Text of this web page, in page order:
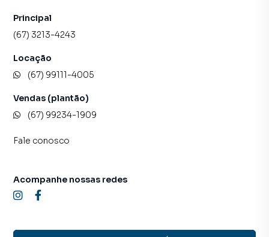
Principal
(67) 3213-4243
Locação
(67) 99111-4005
Vendas (plantão)
(67) 99234-1909
Fale conosco
Acompanhe nossas redes